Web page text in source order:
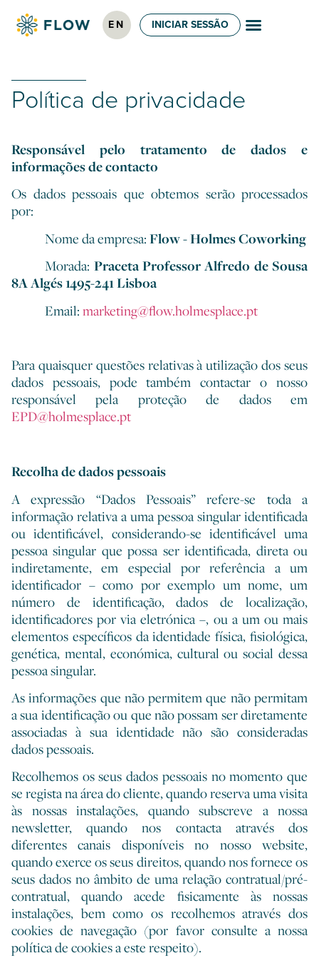
EN INICIAR SESSÃO
Política de privacidade
Responsável pelo tratamento de dados e
informações de contacto
Os dados pessoais que obtemos serão processados
por:
Nome da empresa:Flow - Holmes Coworking
Morada: Praceta Professor Alfredo de Sousa
8A Algés 1495-241 Lisboa
Email:marketing@flow.holmesplace.pt
Para quaisquer questões relativas à utilização dos seus
dados pessoais, pode também contactar o nosso
responsável pela proteção de dados em
EPD@holmesplace.pt
Recolha de dados pessoais
A expressão “Dados Pessoais” refere-se toda a
informação relativa a uma pessoa singular identificada
ou identificável, considerando-se identificável uma
pessoa singular que possa ser identificada, direta ou
indiretamente, em especial por referência a um
identificador – como por exemplo um nome, um
número de identificação, dados de localização,
identificadores por via eletrónica –, ou a um ou mais
elementos específicos da identidade física, fisiológica,
genética, mental, económica, cultural ou social dessa
pessoa singular.
As informações que não permitem que não permitam
a sua identificação ou que não possam ser diretamente
associadas à sua identidade não são consideradas
dados pessoais.
Recolhemos os seus dados pessoais no momento que
se regista na área do cliente, quando reserva uma visita
às nossas instalações, quando subscreve a nossa
newsletter, quando nos contacta através dos
diferentes canais disponíveis no nosso website,
quando exerce os seus direitos, quando nos fornece os
seus dados no âmbito de uma relação contratual/pré-
contratual, quando acede fisicamente às nossas
instalações, bem como os recolhemos através dos
cookies de navegação (por favor consulte a nossa
política de cookies a este respeito).